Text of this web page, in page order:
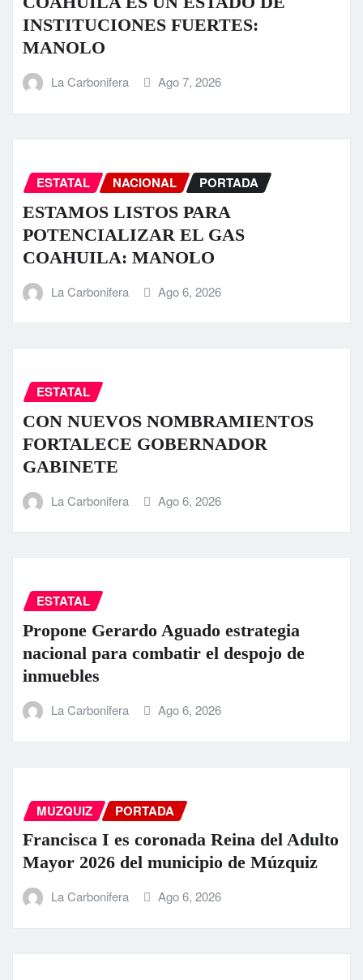
INSTITUCIONES FUERTES:
MANOLO
La Carbonifera Ago 7, 2026
ESTATAL NACIONAL PORTADA
ESTAMOS LISTOS PARA
POTENCIALIZAR EL GAS
COAHUILA: MANOLO
La Carbonifera Ago 6, 2026
ESTATAL
CON NUEVOS NOMBRAMIENTOS
FORTALECE GOBERNADOR
GABINETE
La Carbonifera Ago 6, 2026
ESTATAL
Propone Gerardo Aguado estrategia
nacional para combatir el despojo de
inmuebles
La Carbonifera Ago 6, 2026
MUZQUIZ PORTADA
Francisca I es coronada Reina del Adulto
Mayor 2026 del municipio de Múzquiz
La Carbonifera Ago 6, 2026